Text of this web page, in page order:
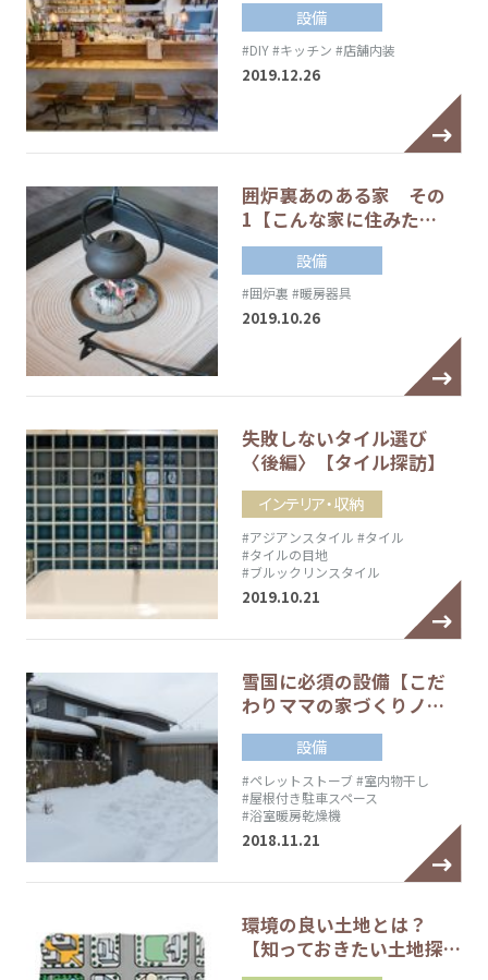
設備
#DIY#キッチン #店舗内装
2019.12.26
囲炉裏あのある家 その
1【こんな家に住みた…
設備
#囲炉裏 #暖房器具
2019.10.26
失敗しないタイル選び
〈後編〉【タイル探訪】
インテリア・収納
#アジアンスタイル #タイル
#タイルの目地
#ブルックリンスタイル
2019.10.21
雪国に必須の設備【こだ
わりママの家づくりノ…
設備
#ペレットストーブ#室内物干し
#屋根付き駐車スペース
#浴室暖房乾燥機
2018.11.21
環境の良い土地とは？
【知っておきたい土地探…